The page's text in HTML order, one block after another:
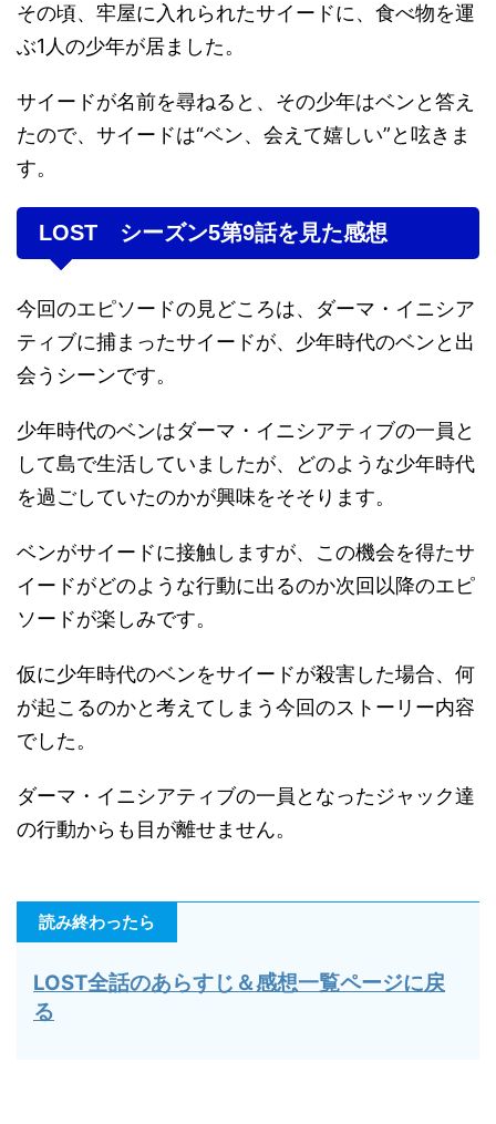
その頃、牢屋に入れられたサイードに、食べ物を運
ぶ1人の少年が居ました。
サイードが名前を尋ねると、その少年はベンと答え
たので、サイードは“ベン、会えて嬉しい”と呟きま
す。
LOST シーズン5第9話を見た感想
今回のエピソードの見どころは、ダーマ・イニシア
ティブに捕まったサイードが、少年時代のベンと出
会うシーンです。
少年時代のベンはダーマ・イニシアティブの一員と
して島で生活していましたが、どのような少年時代
を過ごしていたのかが興味をそそります。
ベンがサイードに接触しますが、この機会を得たサ
イードがどのような行動に出るのか次回以降のエピ
ソードが楽しみです。
仮に少年時代のベンをサイードが殺害した場合、何
が起こるのかと考えてしまう今回のストーリー内容
でした。
ダーマ・イニシアティブの一員となったジャック達
の行動からも目が離せません。
読み終わったら
LOST全話のあらすじ＆感想一覧ページに戻
る